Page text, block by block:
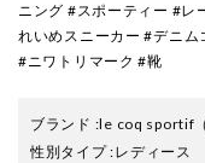
ニング #スポーティー #レ
れいめスニーカー #デニム
#ニワトリマーク #靴
ブランド :le coq sportif
性別タイプ:レディース